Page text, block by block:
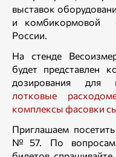
выставок
и комбикормовой
России.
На стенде
будет представлен
дозирования для
лотковые
комплексы фасовки
Приглашаем
№57. По вопросам